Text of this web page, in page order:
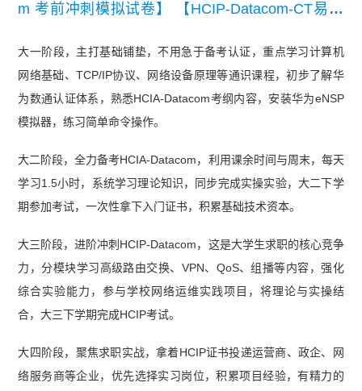
m 考前冲刺模拟试卷】
【HCIP-Datacom-CT易错
E-Datacom易错题100道】
大一阶段，主打基础铺垫，不用急于备考认证，重点学习计算机
网络基础、TCP/IP协议、网络设备原理等通识课程，初步了解华
为数通认证体系，熟悉HCIA-Datacom考纲内容，安装华为eNSP
模拟器，练习简单命令操作。
大二阶段，全力备考HCIA-Datacom，利用课余时间与周末，每天
学习1.5小时，系统学习理论知识，同步完成实操实验，大二下学
期参加考试，一次性拿下入门证书，积累基础技术资本。
大三阶段，进阶冲刺HCIP-Datacom，这是大学生求职的核心竞争
力，分模块学习高级路由交换、VPN、QoS、组播等内容，强化
综合实验能力，参与学校网络运维实践项目，将理论与实操结
合，大三下学期完成HCIP考试。
大四阶段，聚焦求职实战，拿着HCIP证书投递运营商、政企、网
络服务商等企业，优先选择实习岗位，积累项目经验，有精力的